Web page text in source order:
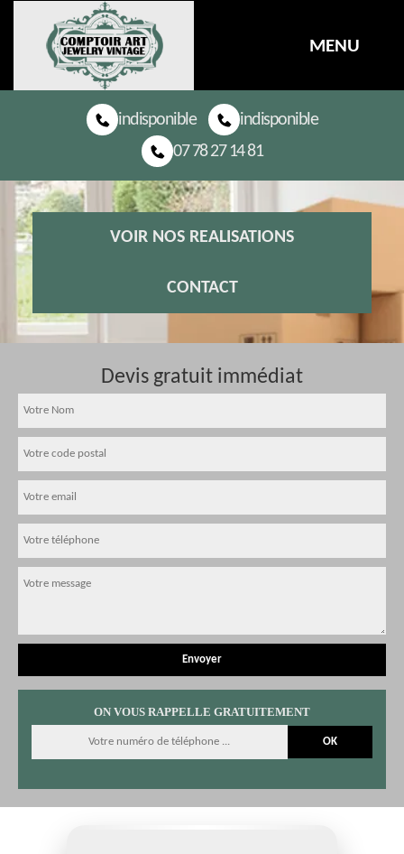
MENU
indisponible
indisponible
07 78 27 14 81
VOIR NOS REALISATIONS
CONTACT
Devis gratuit immédiat
ON VOUS RAPPELLE GRATUITEMENT